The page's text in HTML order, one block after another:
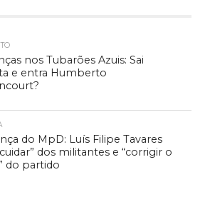
nos Tubarões Azuis: Sai
e entra Humberto
do MpD: Luís Filipe Tavares
dos militantes e “corrigir o
do partido